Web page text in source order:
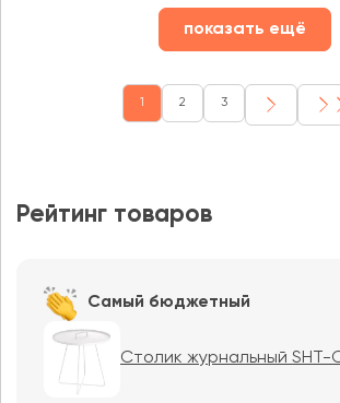
показать ещё
1 2 3
Рейтинг товаров
Самый бюджетный
Столик журнальный SHT-